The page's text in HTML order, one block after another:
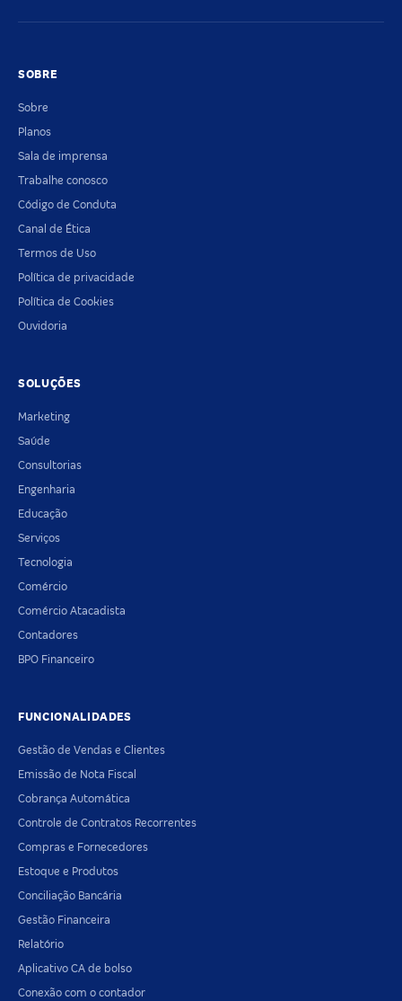
SOBRE
Sobre
Planos
Sala de imprensa
Trabalhe conosco
Código de Conduta
Canal de Ética
Termos de Uso
Política de privacidade
Política de Cookies
Ouvidoria
SOLUÇÕES
Marketing
Saúde
Consultorias
Engenharia
Educação
Serviços
Tecnologia
Comércio
Comércio Atacadista
Contadores
BPO Financeiro
FUNCIONALIDADES
Gestão de Vendas e Clientes
Emissão de Nota Fiscal
Cobrança Automática
Controle de Contratos Recorrentes
Compras e Fornecedores
Estoque e Produtos
Conciliação Bancária
Gestão Financeira
Relatório
Aplicativo CA de bolso
Conexão com o contador